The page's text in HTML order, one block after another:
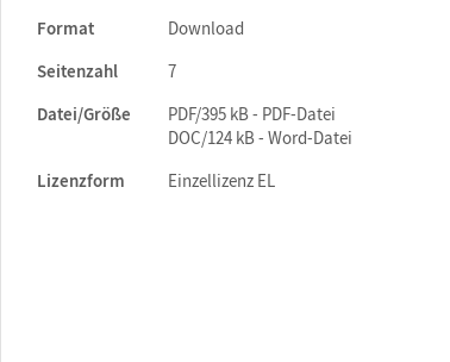
Format
Download
Seitenzahl
7
Datei/Größe
PDF/395 kB - PDF-Datei
DOC/124 kB - Word-Datei
Lizenzform
Einzellizenz EL